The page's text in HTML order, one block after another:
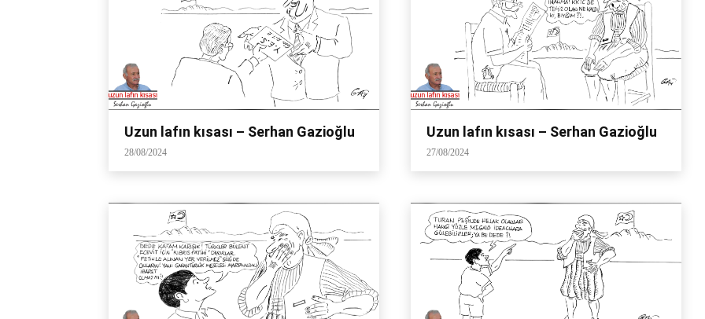
Uzun lafın kısası – Serhan Gazioğlu
28/08/2024
Uzun lafın kısası – Serhan Gazioğlu
27/08/2024